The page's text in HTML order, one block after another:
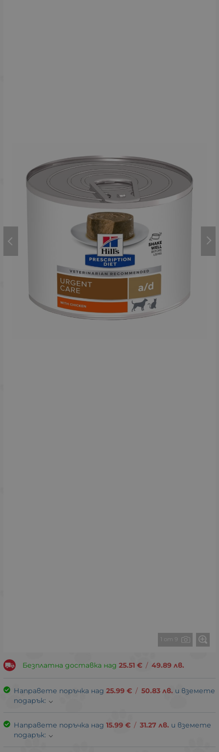
1 от 9
Безплатна доставка над 25.51 € / 49.89 лв.
Направете поръчка над 25.99 € / 50.83 лв. и вземете
подарък:
Направете поръчка над 15.99 € / 31.27 лв. и вземете
подарък: